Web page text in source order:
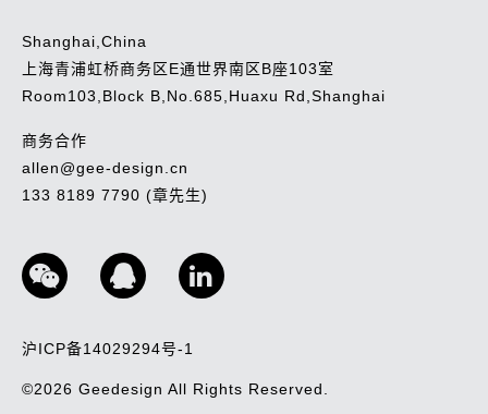
Shanghai,China
上海青浦虹桥商务区E通世界南区B座103室
Room103,Block B,No.685,Huaxu Rd,Shanghai
商务合作
allen@gee-design.cn
133 8189 7790 (章先生)
沪ICP备14029294号-1
©2026 Geedesign All Rights Reserved.